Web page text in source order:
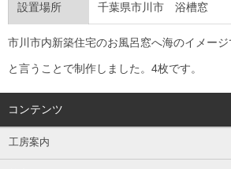
設置場所 千葉県市川市 浴槽窓
市川市内新築住宅のお風呂窓へ海のイメー
と言うことで制作しました。4枚です。
コンテンツ
工房案内